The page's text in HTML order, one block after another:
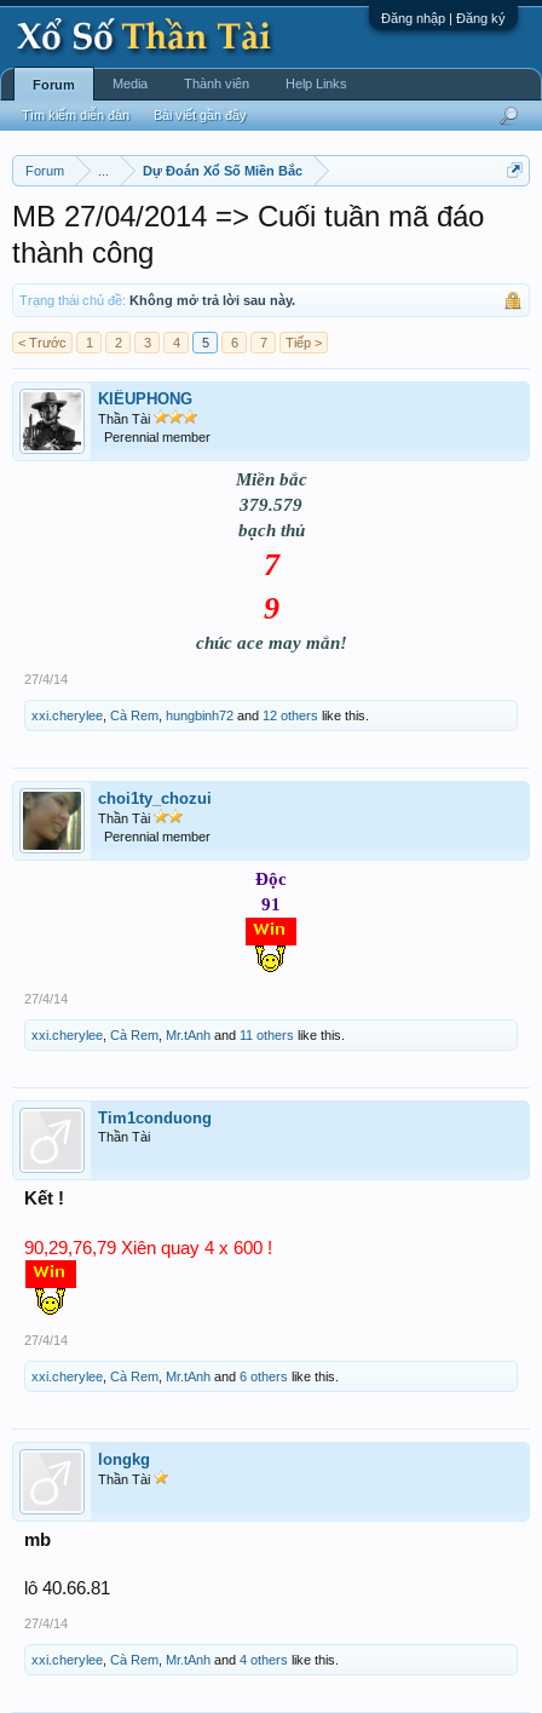
Đăng nhập | Đăng ký
Forum Dự Đoán Xổ Số Miền Bắc
MB 27/04/2014 => Cuối tuần mã đáo
thành công
Trạng thái chủ đề: Không mở trả lời sau này.
< Trước 1 2 3 4 5 6 7 Tiếp >
KIỀUPHONG
Thần Tài
Perennial member
Miền bắc
379.579
bạch thủ
7
9
chúc ace may mắn!
27/4/14
xxi.cherylee Cà Rem hungbinh72 and 12 others like this.
choi1ty_chozui
Thần Tài
Perennial member
Độc
91
27/4/14
xxi.cherylee Cà Rem Mr.tAnh and 11 others like this.
Tim1conduong
Thần Tài
Kết !
90,29,76,79 Xiên quay 4 x 600 !
27/4/14
xxi.cherylee Cà Rem Mr.tAnh and 6 others like this.
longkg
Thần Tài
mb
lô 40.66.81
27/4/14
xxi.cherylee Cà Rem Mr.tAnh and 4 others like this.
Forum
Tìm kiếm diễn đàn Bài viết gần đây
Media Thành viên Help Links